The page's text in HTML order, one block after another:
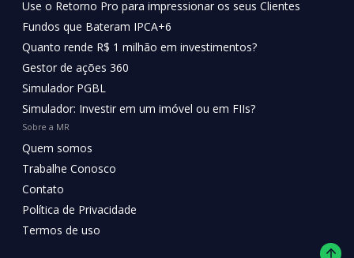
Use o Retorno Pro para impressionar os seus Clientes
Fundos que Bateram IPCA+6
Quanto rende R$ 1 milhão em investimentos?
Gestor de ações 360
Simulador PGBL
Simulador: Investir em um imóvel ou em FIIs?
Sobre a MR
Quem somos
Trabalhe Conosco
Contato
Política de Privacidade
Termos de uso